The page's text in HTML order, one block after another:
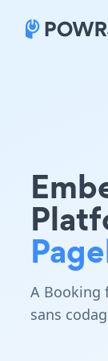
A Booking
sans